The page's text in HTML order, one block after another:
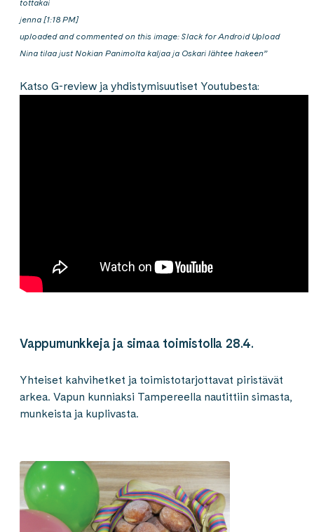
tottakai
jenna [1:18 PM]
uploaded and commented on this image: Slack for Android Upload
Nina tilaa just Nokian Panimolta kaljaa ja Oskari lähtee hakeen”
Katso G-review ja yhdistymisuutiset Youtubesta:
Vappumunkkeja ja simaa toimistolla 28.4.
Yhteiset kahvihetket ja toimistotarjottavat piristävät
arkea. Vapun kunniaksi Tampereella nautittiin simasta,
munkeista ja kuplivasta.